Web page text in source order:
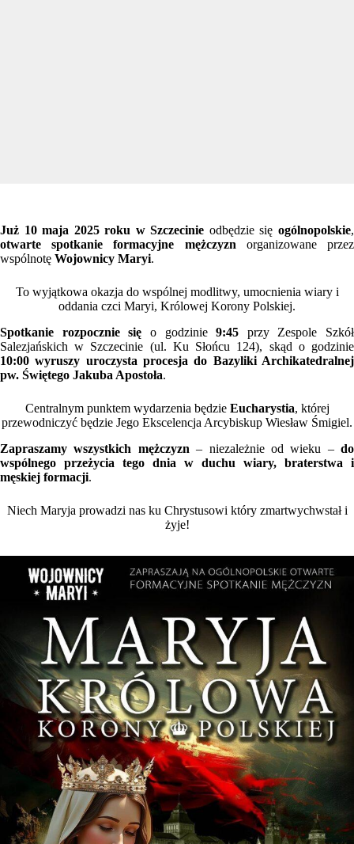
Już 10 maja 2025 roku w Szczecinie odbędzie sięogólnopolskie,
otwarte spotkanie
formacyjne mężczyzn organizowane przez
wspólnotę Wojownicy Maryi.
To wyjątkowa okazja do wspólnej modlitwy, umocnienia wiary i
oddania czci Maryi, Królowej Korony Polskiej.
Spotkanie rozpocznie się o godzinie9:45 przy Zespole Szkół
Salezjańskich w Szczecinie (ul. Ku Słońcu 124), skąd o godzinie
10:00 wyruszy uroczysta procesja do Bazyliki Archikatedralnej
pw. Świętego Jakuba Apostoła.
Centralnym punktem wydarzenia będzie Eucharystia, której
przewodniczyć będzie Jego Ekscelencja Arcybiskup Wiesław Śmigiel.
Zapraszamy wszystkich mężczyzn – niezależnie od wieku – do
wspólnego przeżycia tego dnia w duchu wiary, braterstwa i
męskiej formacji.
Niech Maryja prowadzi nas ku Chrystusowi który zmartwychwstał i
żyje!